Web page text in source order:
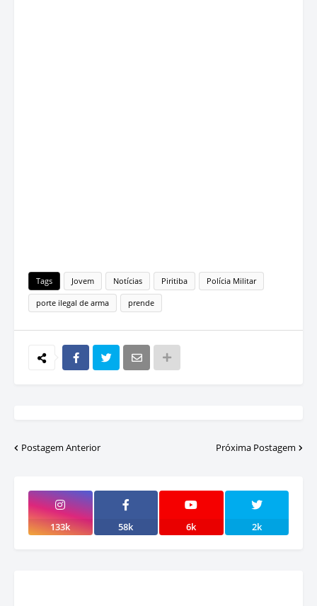
Tags Jovem Notícias Piritiba Polícia Militar
porte ilegal de arma prende
Postagem Anterior Próxima Postagem
133k 58k 6k 2k